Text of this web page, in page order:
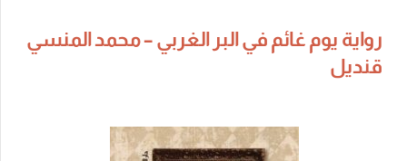
رواية يوم غائم في البر الغربي – محمد المنسي
قنديل